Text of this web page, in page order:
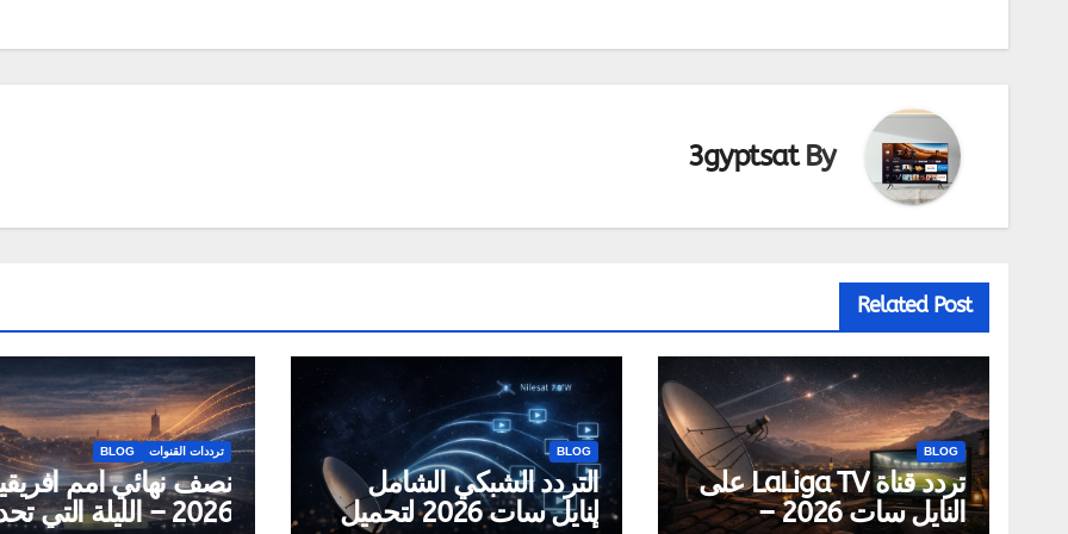
By
3gyptsat
Related Post
BLOG
تردد قناة LaLiga TV على
النايل سات 2026 –
BLOG
التردد الشبكي الشامل
لنايل سات 2026 لتحميل
ترددات القنوات BLOG
نصف نهائي أمم
2026 – الليلة التي